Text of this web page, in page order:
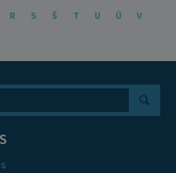
R S Š T U Ū
V